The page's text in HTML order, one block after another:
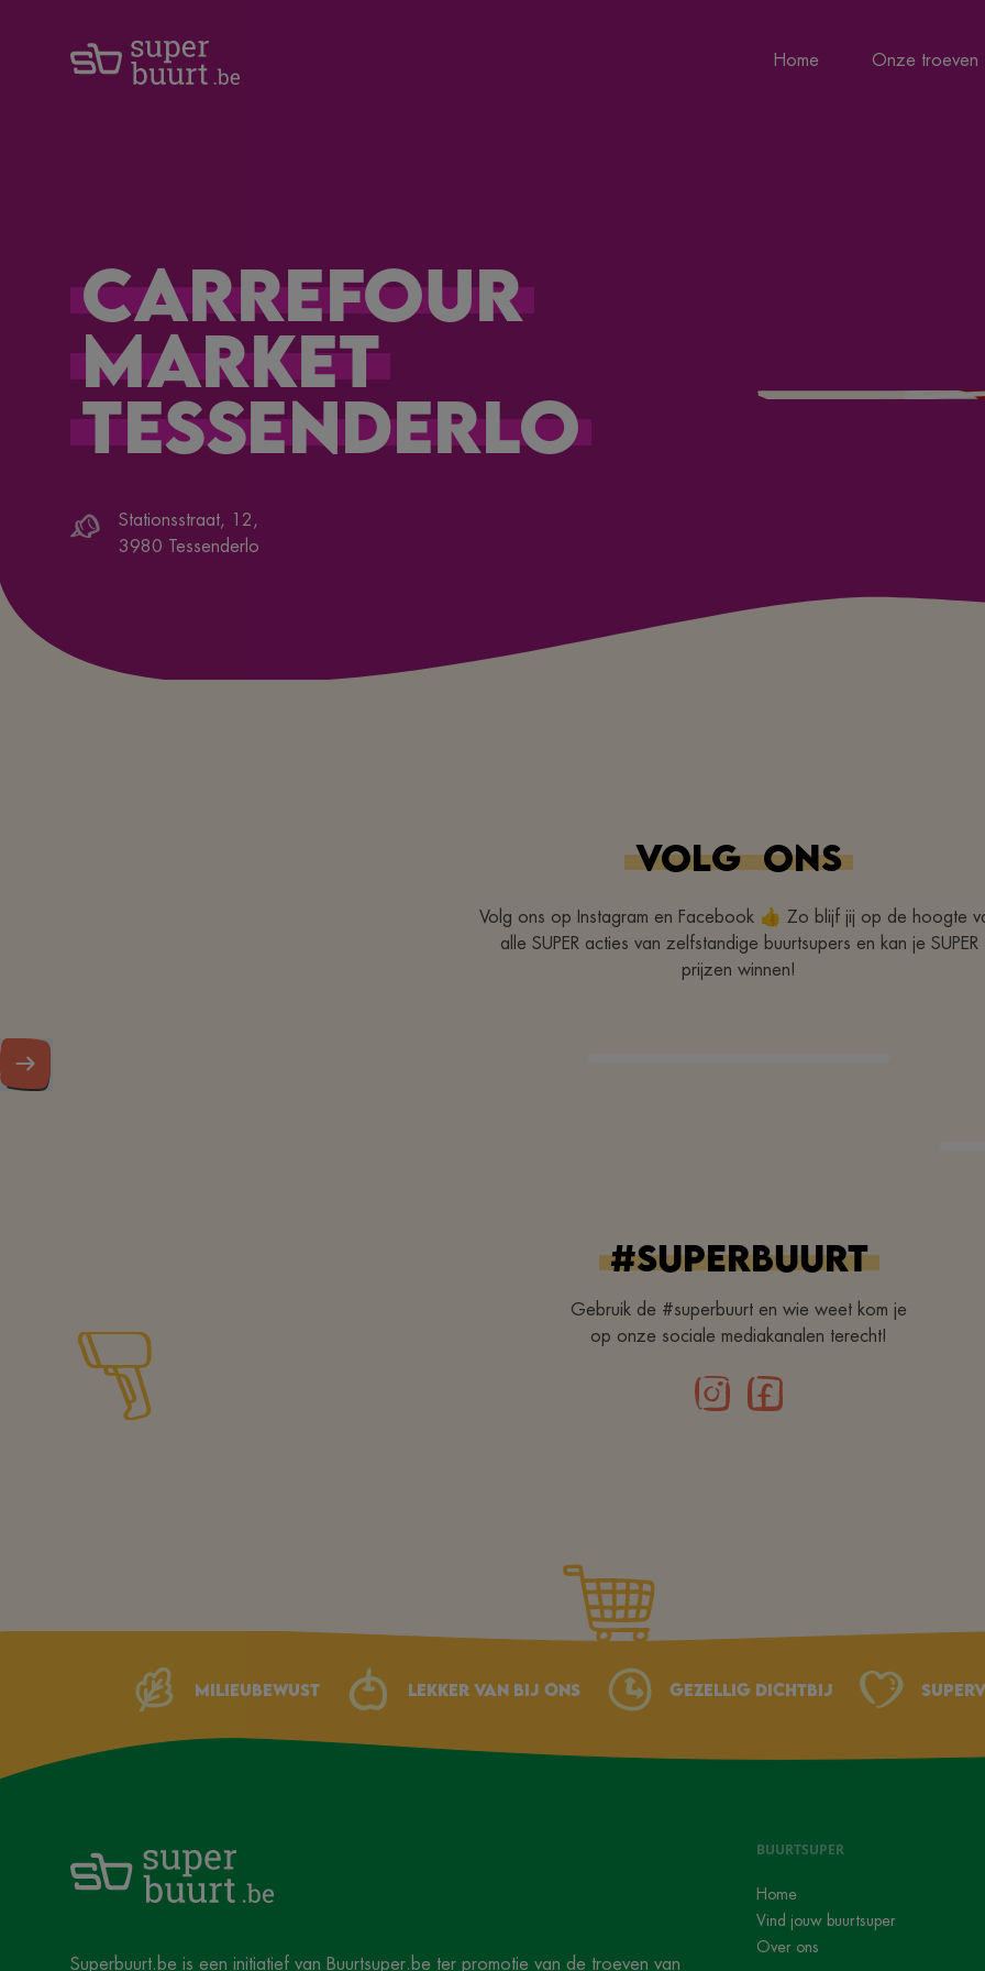
Home Onze troeven
Carrefour
Market
Tessenderlo
Stationsstraat, 12,
3980 Tessenderlo
VOLG ONS
Volg ons op Instagram en Facebook 👍 Zo blijf jij op de hoogte
alle SUPER acties van zelfstandige buurtsupers en kan je SUPER
prijzen winnen!
#superbuurt
Gebruik de #superbuurt en wie weet kom je
op onze sociale mediakanalen terecht!
Milieubewust Lekker van bij ons Gezellig dichtbij
Superbuurt.be is een initiatief van Buurtsuper.be ter promotie van de troeven van
BUURTSUPER
Home
Vind jouw buurtsuper
Over ons